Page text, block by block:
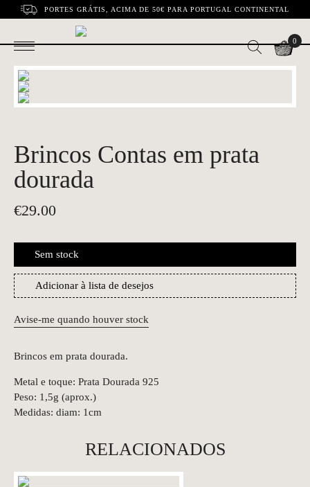
PORTES GRÁTIS, ACIMA DE 50€ PARA PORTUGAL CONTINENTAL
0
Brincos Contas em prata
dourada
€29.00
Sem stock
Adicionar à lista de desejos
Avise-me quando houver stock
Brincos em prata dourada.
Metal e toque: Prata Dourada 925
Peso: 1,5g (aprox.)
Medidas: diam: 1cm
RELACIONADOS